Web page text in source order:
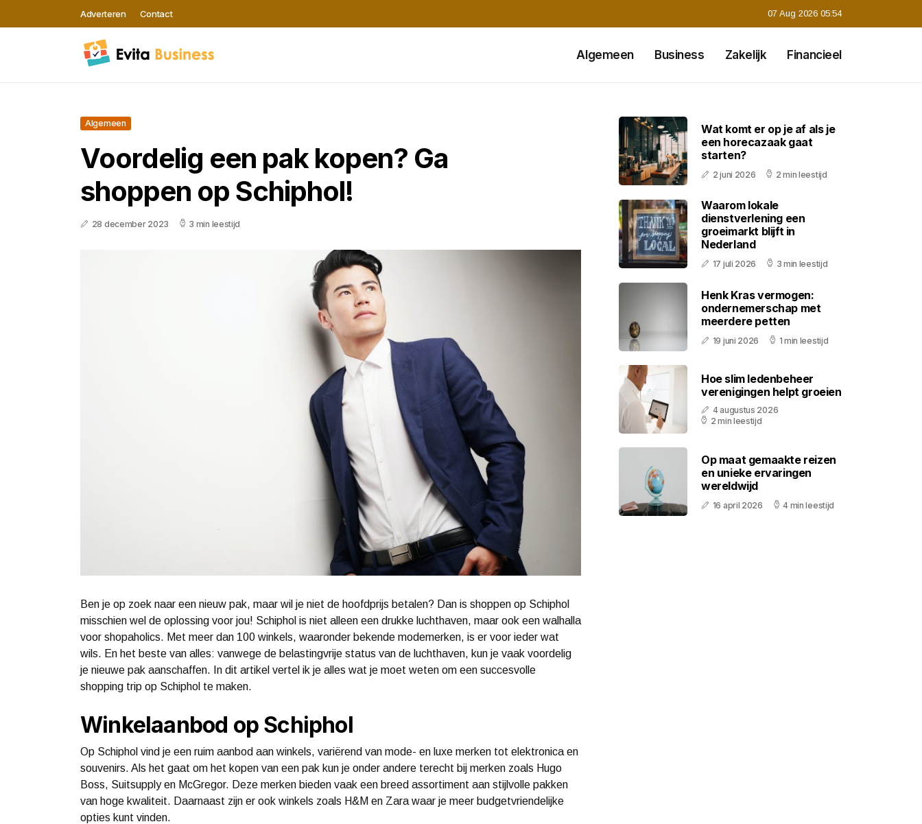
Adverteren Contact 07 Aug 2026 05:54
Algemeen Business Zakelijk Financieel
Algemeen
Voordelig een pak kopen? Ga
shoppen op Schiphol!
28 december 2023 3 min leestijd
Ben je op zoek naar een nieuw pak, maar wil je niet de hoofdprijs betalen? Dan is shoppen op Schiphol
misschien wel de oplossing voor jou! Schiphol is niet alleen een drukke luchthaven, maar ook een walhalla
voor shopaholics. Met meer dan 100 winkels, waaronder bekende modemerken, is er voor ieder wat
wils. En het beste van alles: vanwege de belastingvrije status van de luchthaven, kun je vaak voordelig
je nieuwe pak aanschaffen. In dit artikel vertel ik je alles wat je moet weten om een succesvolle
shopping trip op Schiphol te maken.
Winkelaanbod op Schiphol
Op Schiphol vind je een ruim aanbod aan winkels, variërend van mode- en luxe merken tot elektronica en
souvenirs. Als het gaat om het kopen van een pak kun je onder andere terecht bij merken zoals Hugo
Boss, Suitsupply en McGregor. Deze merken bieden vaak een breed assortiment aan stijlvolle pakken
van hoge kwaliteit. Daarnaast zijn er ook winkels zoals H&M en Zara waar je meer budgetvriendelijke
opties kunt vinden.
Wat komt er op je af als je
een horecazaak gaat
starten?
2 juni 2026 2 min leestijd
Waarom lokale
dienstverlening een
groeimarkt blijft in
Nederland
17 juli 2026 3 min leestijd
Henk Kras vermogen:
ondernemerschap met
meerdere petten
19 juni 2026 1 min leestijd
Hoe slim ledenbeheer
verenigingen helpt groeien
4 augustus 2026
2 min leestijd
Op maat gemaakte reizen
en unieke ervaringen
wereldwijd
16 april 2026 4 min leestijd